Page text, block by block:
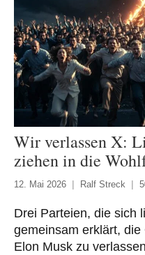
Wir verlassen X:
ziehen in die
12. Mai 2026 Ralf Streck
Drei Parteien, die sich
gemeinsam erklärt,
Elon Musk zu